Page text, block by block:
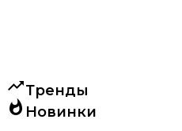
trending_upТренды
whatshot Новинки